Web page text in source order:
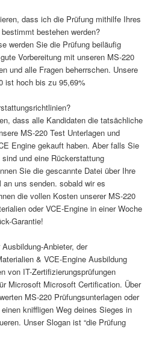
dass ich die Prüfung mithilfe Ihres
bestehen werden?
werden Sie die Prüfung beiläufig
Vorbereitung mit unseren MS-220
und alle Fragen beherrschen. Unsere
ist hoch bis zu 95,69%
dass alle Kandidaten die tatsächliche
MS-220 Test Unterlagen und
Engine gekauft haben. Aber falls Sie
und eine Rückerstattung
Sie die gescannte Datei über Ihre
uns senden. sobald wir es
die vollen Kosten unserer MS-220
oder VCE-Engine in einer Woche
Garantie!
Anbieter, der
& VCE-Engine Ausbildung
von IT-Zertifizierungsprüfungen
Microsoft Microsoft Certification. Über
MS-220 Prüfungsunterlagen oder
kniffligen Weg deines Sieges in
Unser Slogan ist “die Prüfung